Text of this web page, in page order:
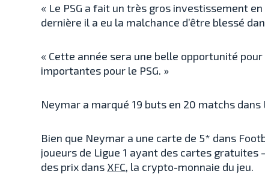
« Le PSG a fait un très gros investissement
dernière il a eu la malchance d’être blessé
« Cette année sera une belle opportunité
importantes pour le PSG. »
Neymar a marqué 19 buts en 20 matchs dans
Bien que Neymar a une carte de 5* dans
joueurs de Ligue 1 ayant des cartes gratuites
des prix dans XFC, la crypto-monnaie du jeu.